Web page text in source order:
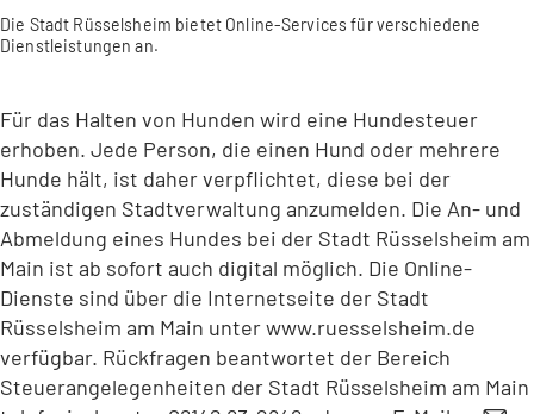
Die Stadt Rüsselsheim bietet Online-Services für verschiedene
Dienstleistungen an.
Für das Halten von Hunden wird eine Hundesteuer
erhoben. Jede Person, die einen Hund oder mehrere
Hunde hält, ist daher verpflichtet, diese bei der
zuständigen Stadtverwaltung anzumelden. Die An- und
Abmeldung eines Hundes bei der Stadt Rüsselsheim am
Main ist ab sofort auch digital möglich. Die Online-
Dienste sind über die Internetseite der Stadt
Rüsselsheim am Main unter www.ruesselsheim.de
verfügbar. Rückfragen beantwortet der Bereich
Steuerangelegenheiten der Stadt Rüsselsheim am Main